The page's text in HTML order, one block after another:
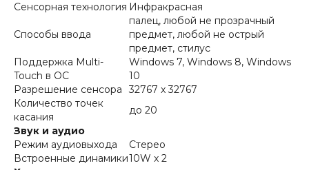
Сенсорная технология Инфракрасная
Способы ввода
палец, любой не прозрачный
предмет, любой не острый
предмет, стилус
Поддержка Multi-
Touch в ОС
Windows 7, Windows 8, Windows
10
Разрешение сенсора
32767 x 32767
Количество точек
касания
до 20
Звук и аудио
Режим аудиовыхода
Стерео
Встроенные динамики10W x 2